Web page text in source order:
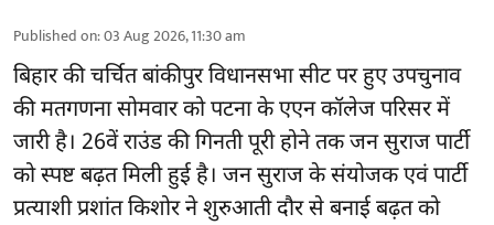
Published on:03 Aug 2026, 11:30 am
बिहारकी चर्चित बांकीपुर विधानसभा सीट पर हुए उपचुनाव
की मतगणना सोमवार को पटना के एएन कॉलेज परिसर में
जारी है। 26वें राउंड की गिनती पूरी होने तक जन सुराज पार्टी
को स्पष्ट बढ़त मिली हुई है। जन सुराज के संयोजक एवं पार्टी
प्रत्याशी प्रशांत किशोर ने शुरुआती दौर से बनाई बढ़त को